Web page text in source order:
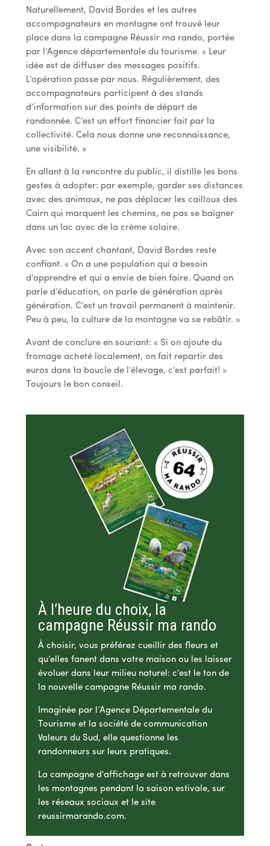
Naturellement, David Bordes et les autres
accompagnateurs en montagne ont trouvé leur
place dans la campagne Réussir ma rando, portée
par l’Agence départementale du tourisme. « Leur
idée est de diffuser des messages positifs.
L’opération passe par nous. Régulièrement, des
accompagnateurs participent à des stands
d’information sur des points de départ de
randonnée. C’est un effort financier fait par la
collectivité. Cela nous donne une reconnaissance,
une visibilité. »
En allant à la rencontre du public, il distille les bons
gestes à adopter : par exemple, garder ses distances
avec des animaux, ne pas déplacer les cailloux des
Cairn qui marquent les chemins, ne pas se baigner
dans un lac avec de la crème solaire.
Avec son accent chantant, David Bordes reste
confiant. « On a une population qui a besoin
d’apprendre et qui a envie de bien faire. Quand on
parle d’éducation, on parle de génération après
génération. C’est un travail permanent à maintenir.
Peu à peu, la culture de la montagne va se rebâtir. »
Avant de conclure en souriant : « Si on ajoute du
fromage acheté localement, on fait repartir des
euros dans la boucle de l’élevage, c’est parfait ! »
Toujours le bon conseil.
À l’heure du choix, la
campagne Réussir ma rando
À choisir, vous préférez cueillir des fleurs et
qu’elles fanent dans votre maison ou les laisser
évoluer dans leur milieu naturel : c’est le ton de
la nouvelle campagne Réussir ma rando.
Imaginée par l’Agence Départementale du
Tourisme et la société de communication
Valeurs du Sud, elle questionne les
randonneurs sur leurs pratiques.
La campagne d’affichage est à retrouver dans
les montagnes pendant la saison estivale, sur
les réseaux sociaux et le site
reussirmarando.com.